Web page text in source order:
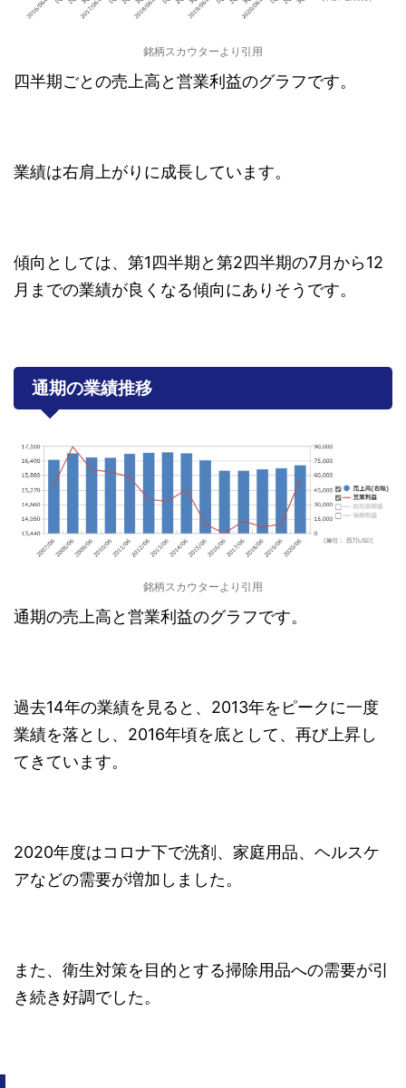
銘柄スカウターより引用
四半期ごとの売上高と営業利益のグラフです。
業績は右肩上がりに成長しています。
傾向としては、第1四半期と第2四半期の7月から12
月までの業績が良くなる傾向にありそうです。
通期の業績推移
銘柄スカウターより引用
通期の売上高と営業利益のグラフです。
過去14年の業績を見ると、2013年をピークに一度
業績を落とし、2016年頃を底として、再び上昇し
てきています。
2020年度はコロナ下で洗剤、家庭用品、ヘルスケ
アなどの需要が増加しました。
また、衛生対策を目的とする掃除用品への需要が引
き続き好調でした。